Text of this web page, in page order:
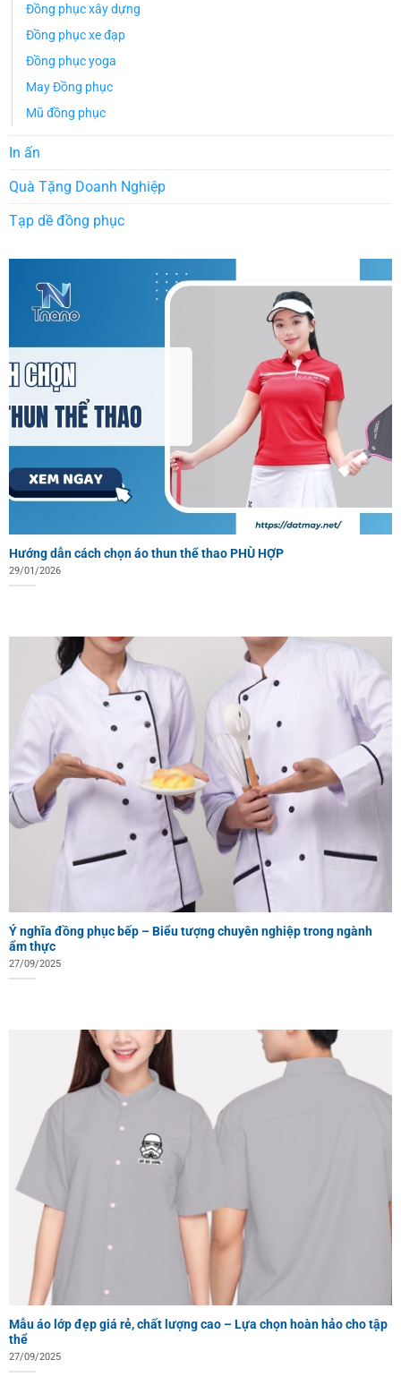
Đồng phục xây dựng
Đồng phục xe đạp
Đồng phục yoga
May Đồng phục
Mũ đồng phục
In ấn
Quà Tặng Doanh Nghiệp
Tạp dề đồng phục
Hướng dẫn cách chọn áo thun thể thao PHÙ HỢP
29/01/2026
Ý nghĩa đồng phục bếp – Biểu tượng chuyên nghiệp trong ngành
ẩm thực
27/09/2025
Mẫu áo lớp đẹp giá rẻ, chất lượng cao – Lựa chọn hoàn hảo cho tập
thể
27/09/2025